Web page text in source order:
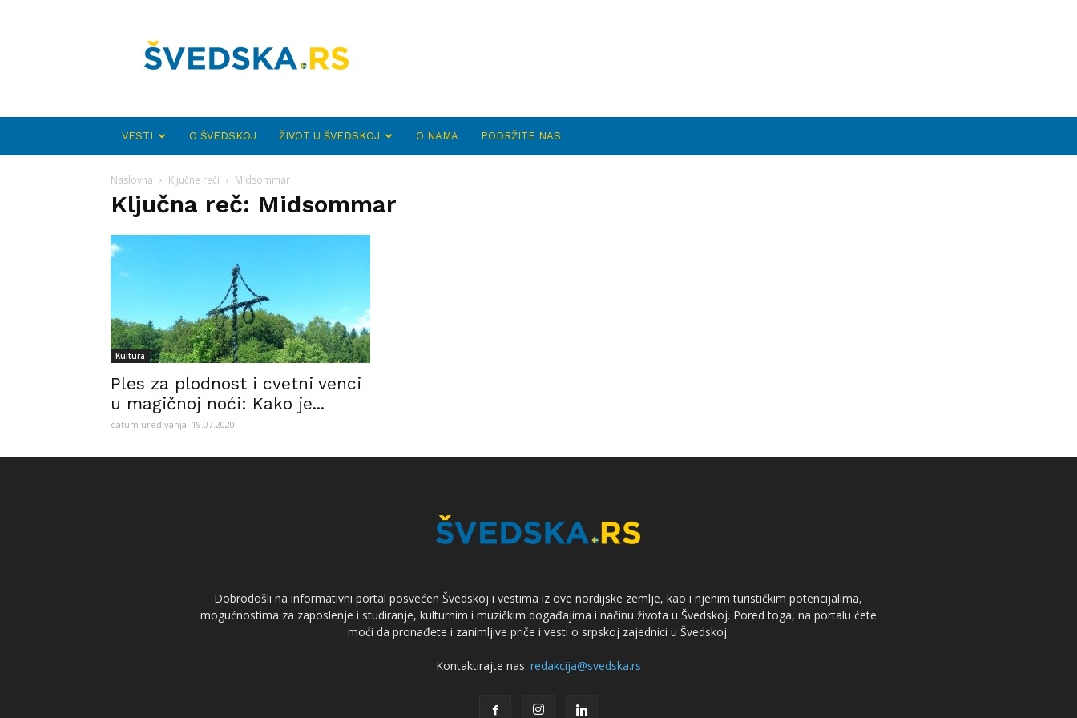
VESTI O ŠVEDSKOJ ŽIVOT U ŠVEDSKOJ O NAMA PODRŽITE NAS
Naslovna Ključne reči Midsommar
Ključna reč: Midsommar
Kultura
Ples za plodnost i cvetni venci
u magičnoj noći: Kako je...
datum uređivanja: 19.07.2020.
Dobrodošli na informativni portal posvećen Švedskoj i vestima iz ove nordijske zemlje, kao i njenim turističkim potencijalima,
mogućnostima za zaposlenje i studiranje, kulturnim i muzičkim događajima i načinu života u Švedskoj. Pored toga, na portalu ćete
moći da pronađete i zanimljive priče i vesti o srpskoj zajednici u Švedskoj.
Kontaktirajte nas: redakcija@svedska.rs